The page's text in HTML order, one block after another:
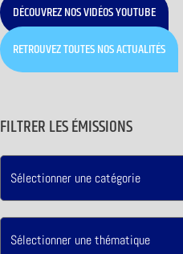
DÉCOUVREZ NOS VIDÉOS YOUTUBE
RETROUVEZ TOUTES NOS ACTUALITÉS
FILTRER LES ÉMISSIONS